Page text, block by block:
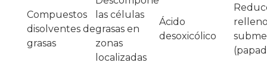
Compuestos
disolventes de
grasas
las células
grasas en
zonas
localizadas
Ácido
desoxicólico